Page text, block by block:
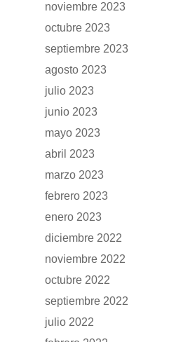
noviembre 2023
octubre 2023
septiembre 2023
agosto 2023
julio 2023
junio 2023
mayo 2023
abril 2023
marzo 2023
febrero 2023
enero 2023
diciembre 2022
noviembre 2022
octubre 2022
septiembre 2022
julio 2022